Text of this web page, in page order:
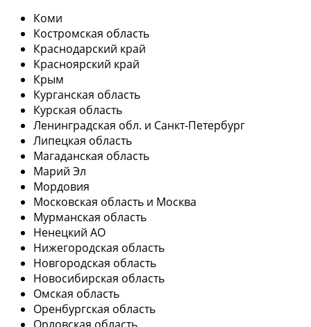
Коми
Костромская область
Краснодарский край
Красноярский край
Крым
Курганская область
Курская область
Ленинградская обл. и Санкт-Петербург
Липецкая область
Магаданская область
Марий Эл
Мордовия
Московская область и Москва
Мурманская область
Ненецкий АО
Нижегородская область
Новгородская область
Новосибирская область
Омская область
Оренбургская область